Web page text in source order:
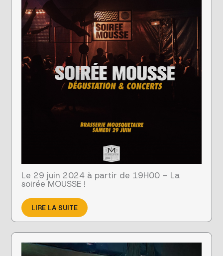
Le 29 juin 2024 à partir de 19H00 – La
soirée MOUSSE !
LIRE LA SUITE